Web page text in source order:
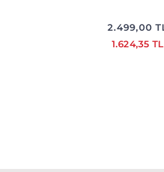
2.499,00
1.624,35 TL